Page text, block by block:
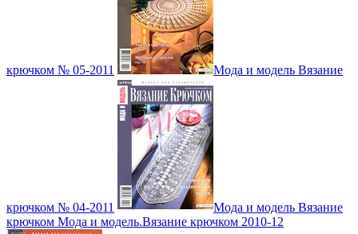
крючком № 05-2011 Мода и модель Вязание
крючком № 04-2011
Мода и модель Вязание
крючком Мода и модель.Вязание крючком 2010-12